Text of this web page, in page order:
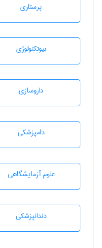
پرستاری
بيوتكنولوژی
داروسازی
دامپزشكی
علوم آزمايشگاهی
دندانپزشكی